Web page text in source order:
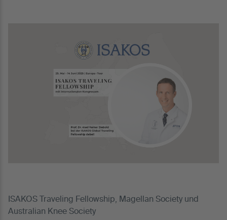
ISAKOS Traveling Fellowship, Magellan Society und
Australian Knee Society